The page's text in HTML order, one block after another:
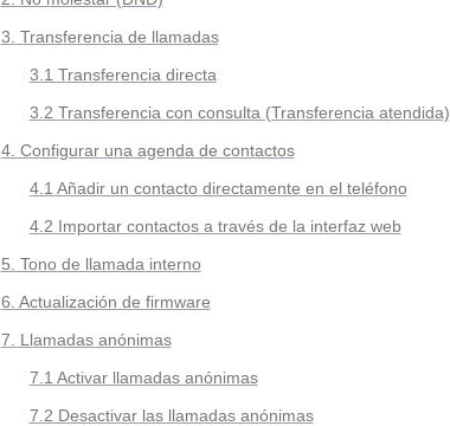
3. Transferencia de llamadas
3.1 Transferencia directa
3.2 Transferencia con consulta (Transferencia atendida)
4. Configurar una agenda de contactos
4.1 Añadir un contacto directamente en el teléfono
4.2 Importar contactos a través de la interfaz web
5. Tono de llamada interno
6. Actualización de firmware
7. Llamadas anónimas
7.1 Activar llamadas anónimas
7.2 Desactivar las llamadas anónimas